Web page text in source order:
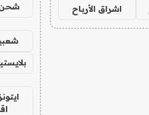
اشراق الأرباح شحن